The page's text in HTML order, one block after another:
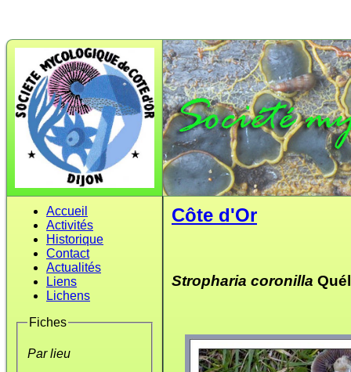
Accueil
Activités
Historique
Contact
Actualités
Liens
Lichens
Fiches
Par lieu
Côte d'Or
Stropharia coronilla